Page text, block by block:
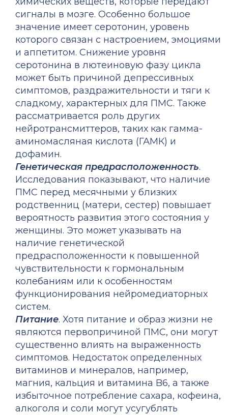
сигналы в мозге. Особенно большое
значение имеет серотонин, уровень
которого связан с настроением, эмоциями
и аппетитом. Снижение уровня
серотонина в лютеиновую фазу цикла
может быть причиной депрессивных
симптомов, раздражительности и тяги к
сладкому, характерных для ПМС. Также
рассматривается роль других
нейротрансмиттеров, таких как гамма-
аминомасляная кислота (ГАМК) и
дофамин.
Генетическая предрасположенность.
Исследования показывают, что наличие
ПМС перед месячными у близких
родственниц (матери, сестер) повышает
вероятность развития этого состояния у
женщины. Это может указывать на
наличие генетической
предрасположенности к повышенной
чувствительности к гормональным
колебаниям или к особенностям
функционирования нейромедиаторных
систем.
Питание. Хотя питание и образ жизни не
являются первопричиной ПМС, они могут
существенно влиять на выраженность
симптомов. Недостаток определенных
витаминов и минералов, например,
магния, кальция и витамина B6, а также
избыточное потребление сахара, кофеина,
алкоголя и соли могут усугублять